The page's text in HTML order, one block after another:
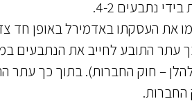
נתבעים 4-2.
התובע, נתבעים 4-2 סיימו את העסקתו
החברות, התשנ"ט-1999 (להלן – חוק